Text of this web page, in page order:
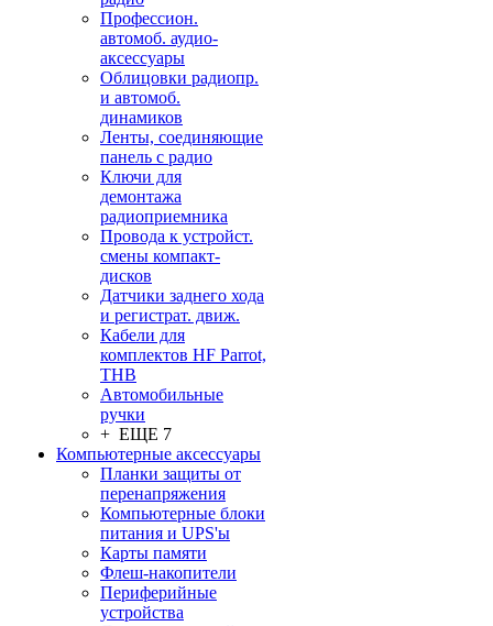
Профессион.
автомоб. аудио-
аксессуары
Облицовки радиопр.
и автомоб.
динамиков
Ленты, соединяющие
панель с радио
Ключи для
демонтажа
радиоприемника
Провода к устройст.
смены компакт-
дисков
Датчики заднего хода
и регистрат. движ.
Кабели для
комплектов HF Parrot,
THB
Автомобильные
ручки
+ ЕЩЕ 7
Компьютерные аксессуары
Планки защиты от
перенапряжения
Компьютерные блоки
питания и UPS'ы
Карты памяти
Флеш-накопители
Периферийные
устройства